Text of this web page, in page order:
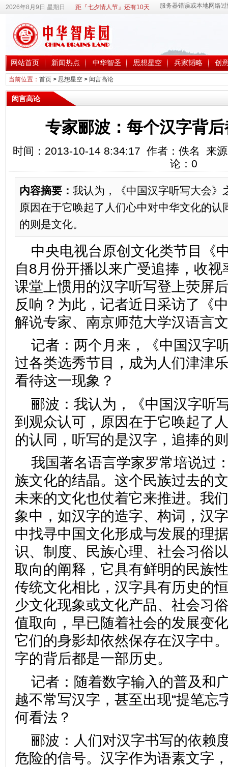
2026年8月9日 星期日 距『七夕情人节』还有10天
网站首页 新闻热点 中华智圣 思想星空 兵家韬略 创
当前位置： 首页> 思想星空> 闳言高论
闳言高论
专家郦波：每个汉字背
时间：2013-10-14 8:34:17 作者：佚名 来
论： 0
内容摘要： 我认为，《中国汉字听写大会》
原因在于它唤起了人们心中对中华文化的认
的则是文化。
中央电视台原创文化类节目《
自8月份开播以来广受追捧，收
课堂上惯用的汉字听写登上荧屏
反响？为此，记者近日采访了《
解说专家、南京师范大学汉语言
记者：两个月来，《中国汉字
过各类选秀节目，成为人们津津
看待这一现象？
郦波：我认为，《中国汉字听
到观众认可，原因在于它唤起了
的认同，听写的是汉字，追捧
我国著名语言学家罗常培说过
族文化的结晶。这个民族过去的
未来的文化也仗着它来推进。我
象中，如汉字的造字、构词，汉
中找寻中国文化形成与发展的理
识、制度、民族心理、社会习俗
取向的阐释，它具有鲜明的民族
传统文化相比，汉字具有历史的
少文化现象或文化产品、社会习
值取向，早已随着社会的发展变
它们的身影却依然保存在汉字中
字的背后都是一部历史。
记者：随着数字输入的普及和
越不常写汉字，甚至出现“提笔忘
何看法？
郦波：人们对汉字书写的依赖
危险的信号。汉字作为语素文字